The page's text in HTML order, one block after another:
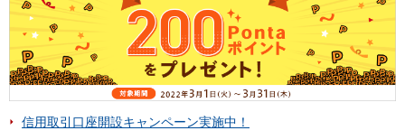
信用取引口座開設キャンペーン実施中！